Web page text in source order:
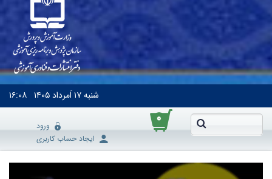
شنبه۱۷ اَمرداد ۱۴۰۵ ۱۶:۰۸
۰
ورود
ایجاد حساب کاربری